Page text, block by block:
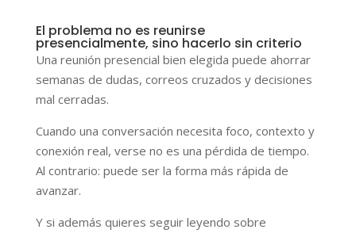
El problema no es reunirse
presencialmente, sino hacerlo sin criterio
Una reunión presencial bien elegida puede ahorrar
semanas de dudas, correos cruzados y decisiones
mal cerradas.
Cuando una conversación necesita foco, contexto y
conexión real, verse no es una pérdida de tiempo.
Al contrario: puede ser la forma más rápida de
avanzar.
Y si además quieres seguir leyendo sobre